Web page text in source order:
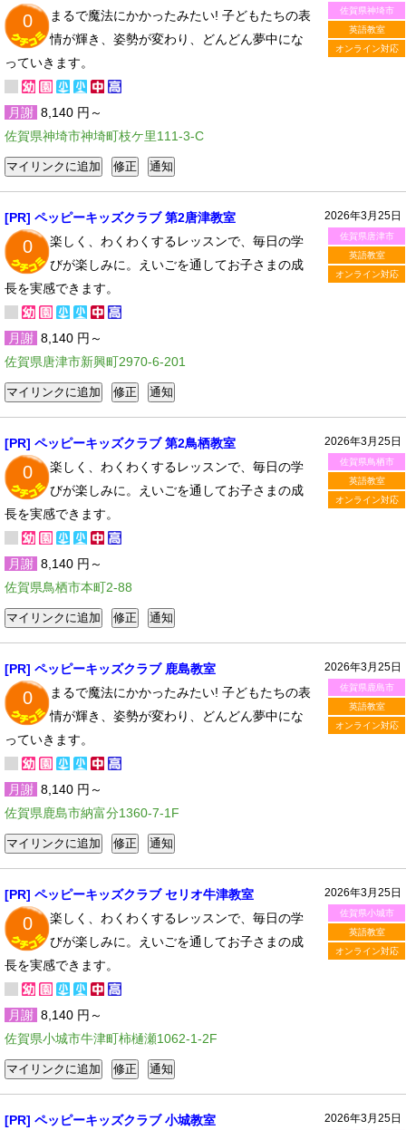
佐賀県神埼市
英語教室
オンライン対応
0
まるで魔法にかかったみたい! 子どもたちの表
情が輝き、姿勢が変わり、どんどん夢中にな
っていきます。
月謝 8,140 円～
佐賀県神埼市神埼町枝ケ里111-3-C
2026年3月25日
佐賀県唐津市
英語教室
オンライン対応
[PR] ペッピーキッズクラブ 第2唐津教室
0
楽しく、わくわくするレッスンで、毎日の学
びが楽しみに。えいごを通してお子さまの成
長を実感できます。
月謝 8,140 円～
佐賀県唐津市新興町2970-6-201
2026年3月25日
佐賀県鳥栖市
英語教室
オンライン対応
[PR] ペッピーキッズクラブ 第2鳥栖教室
0
楽しく、わくわくするレッスンで、毎日の学
びが楽しみに。えいごを通してお子さまの成
長を実感できます。
月謝 8,140 円～
佐賀県鳥栖市本町2-88
2026年3月25日
佐賀県鹿島市
英語教室
オンライン対応
[PR] ペッピーキッズクラブ 鹿島教室
0
まるで魔法にかかったみたい! 子どもたちの表
情が輝き、姿勢が変わり、どんどん夢中にな
っていきます。
月謝 8,140 円～
佐賀県鹿島市納富分1360-7-1F
2026年3月25日
佐賀県小城市
英語教室
オンライン対応
[PR] ペッピーキッズクラブ セリオ牛津教室
0
楽しく、わくわくするレッスンで、毎日の学
びが楽しみに。えいごを通してお子さまの成
長を実感できます。
月謝 8,140 円～
佐賀県小城市牛津町柿樋瀬1062-1-2F
2026年3月25日
[PR] ペッピーキッズクラブ 小城教室